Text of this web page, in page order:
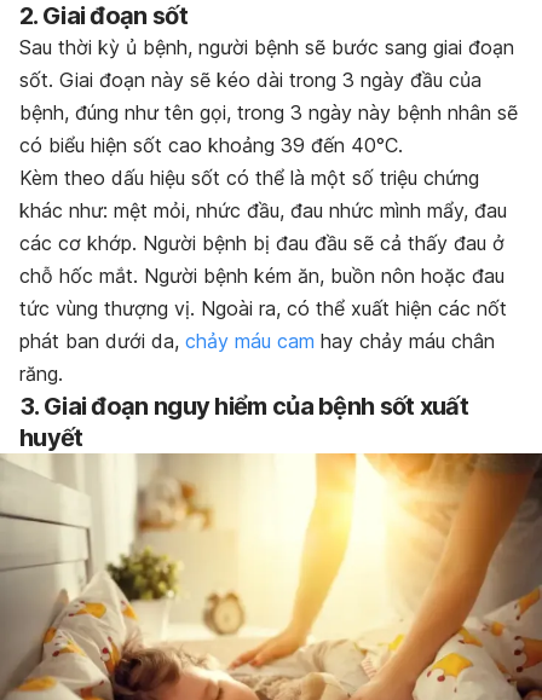
2. Giai đoạn sốt
Sau thời kỳ ủ bệnh, người bệnh sẽ bước sang giai đoạn
sốt. Giai đoạn này sẽ kéo dài trong 3 ngày đầu của
bệnh, đúng như tên gọi, trong 3 ngày này bệnh nhân sẽ
có biểu hiện sốt cao khoảng 39 đến 40°C.
Kèm theo dấu hiệu sốt có thể là một số triệu chứng
khác như: mệt mỏi, nhức đầu, đau nhức mình mẩy, đau
các cơ khớp. Người bệnh bị đau đầu sẽ cả thấy đau ở
chỗ hốc mắt. Người bệnh kém ăn, buồn nôn hoặc đau
tức vùng thượng vị. Ngoài ra, có thể xuất hiện các nốt
phát ban dưới da, chảy máu cam hay chảy máu chân
răng.
3. Giai đoạn nguy hiểm của bệnh sốt xuất
huyết